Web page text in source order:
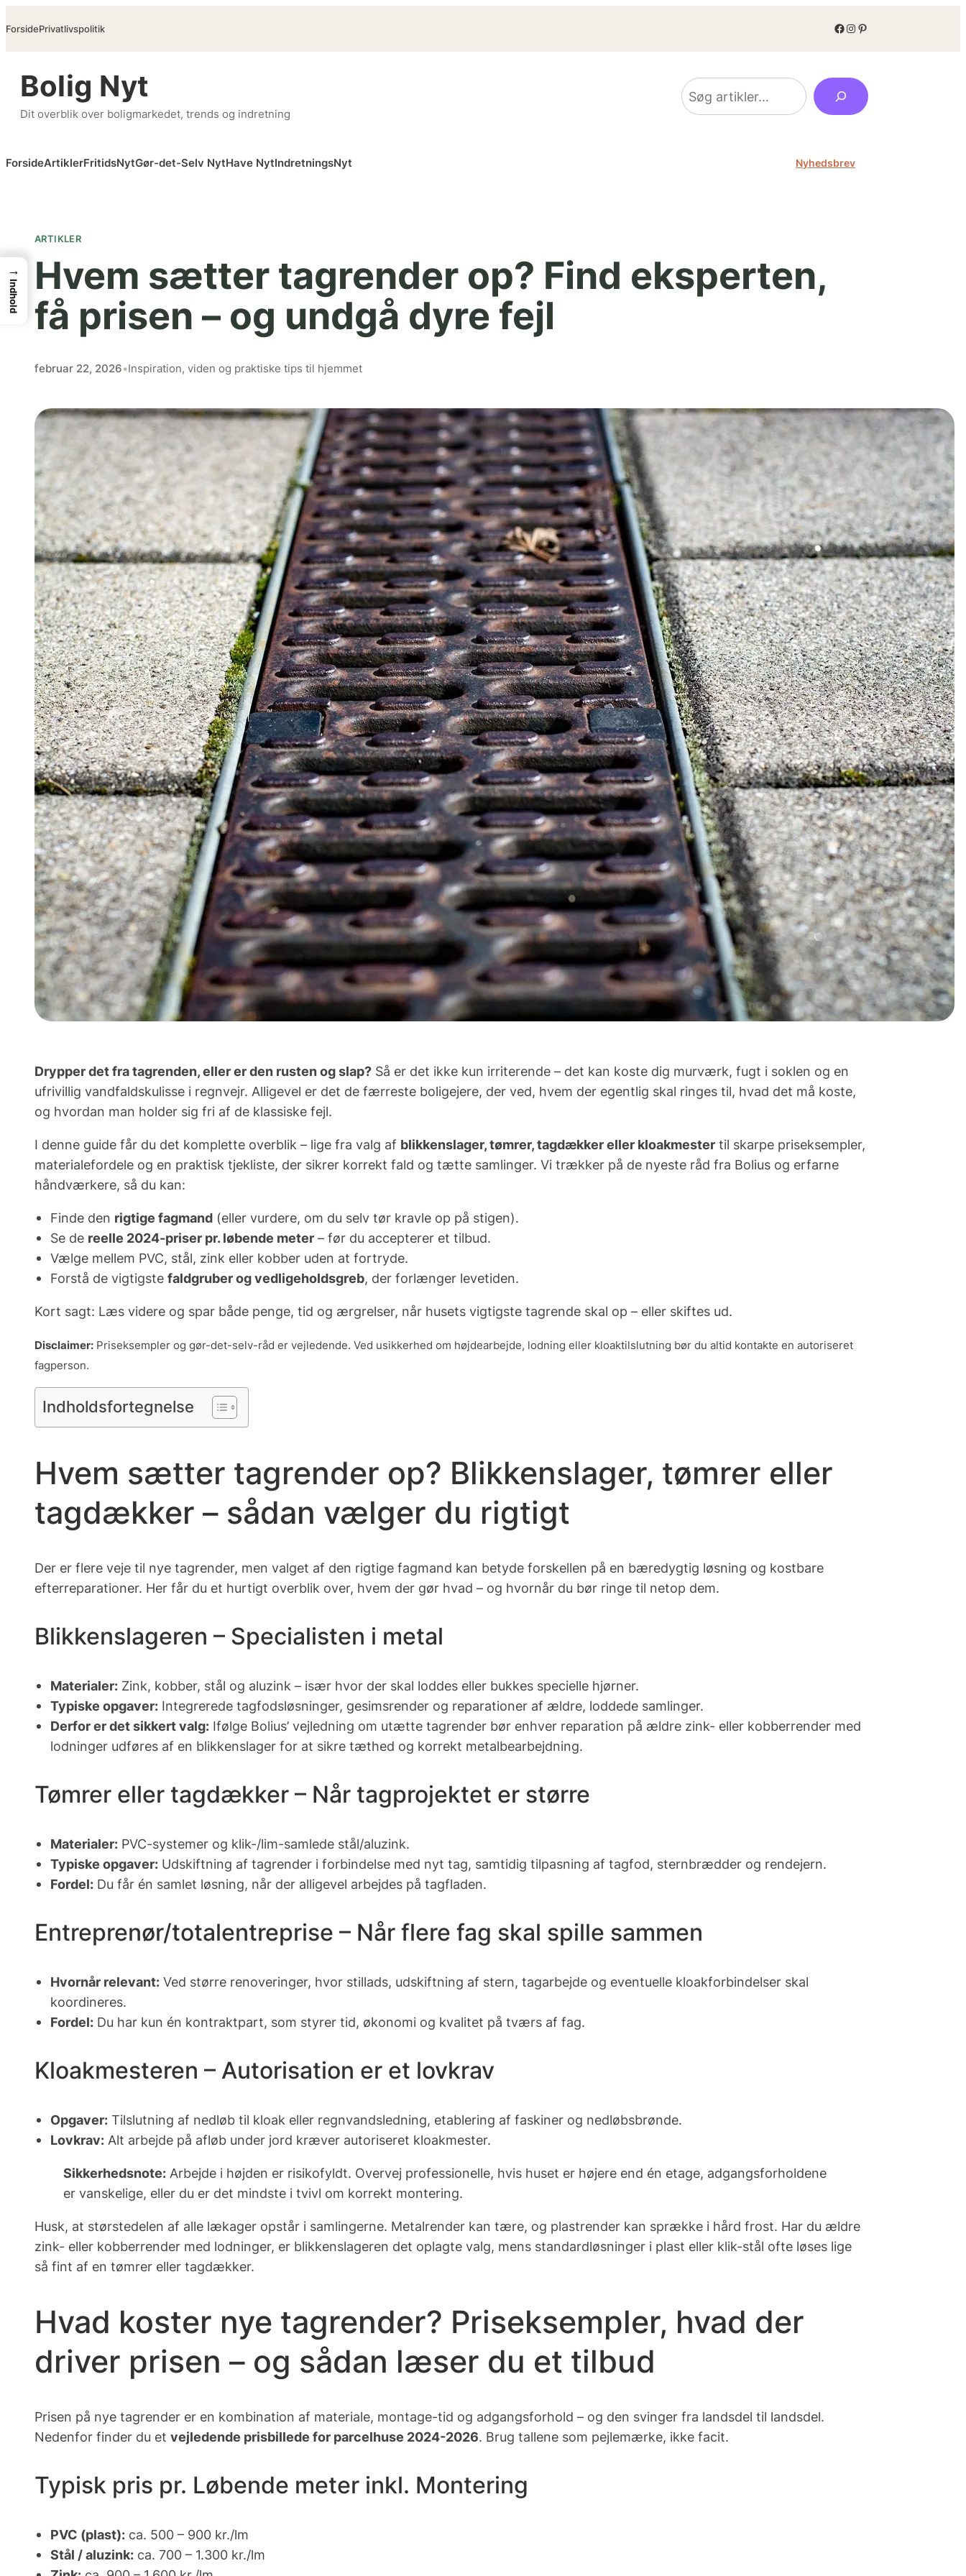
til
ForsidePrivatlivspolitik Facebook
Instagram
Pinterest
Bolig Nyt
Dit overblik over boligmarkedet, trends og indretning
Søg
ForsideArtiklerFritidsNytGør-det-Selv NytHave NytIndretningsNyt Nyhedsbrev
ARTIKLER
Hvem sætter tagrender op? Find eksperten,
få prisen – og undgå dyre fejl
februar 22, 2026•Inspiration, viden og praktiske tips til hjemmet
Drypper det fra tagrenden, eller er den rusten og slap? Så er det ikke kun irriterende – det kan koste dig murværk, fugt i soklen og en
ufrivillig vandfaldskulisse i regnvejr. Alligevel er det de færreste boligejere, der ved, hvem der egentlig skal ringes til, hvad det må koste,
og hvordan man holder sig fri af de klassiske fejl.
I denne guide får du det komplette overblik – lige fra valg af blikkenslager, tømrer, tagdækker eller kloakmester til skarpe priseksempler,
materialefordele og en praktisk tjekliste, der sikrer korrekt fald og tætte samlinger. Vi trækker på de nyeste råd fra Bolius og erfarne
håndværkere, så du kan:
Finde den rigtige fagmand (eller vurdere, om du selv tør kravle op på stigen).
Se de reelle 2024-priser pr. løbende meter – før du accepterer et tilbud.
Vælge mellem PVC, stål, zink eller kobber uden at fortryde.
Forstå de vigtigste faldgruber og vedligeholdsgreb, der forlænger levetiden.
Kort sagt: Læs videre og spar både penge, tid og ærgrelser, når husets vigtigste tagrende skal op – eller skiftes ud.
Disclaimer: Priseksempler og gør-det-selv-råd er vejledende. Ved usikkerhed om højdearbejde, lodning eller kloaktilslutning bør du altid kontakte en autoriseret
fagperson.
Indholdsfortegnelse
Hvem sætter tagrender op? Blikkenslager, tømrer eller
tagdækker – sådan vælger du rigtigt
Der er flere veje til nye tagrender, men valget af den rigtige fagmand kan betyde forskellen på en bæredygtig løsning og kostbare
efterreparationer. Her får du et hurtigt overblik over, hvem der gør hvad – og hvornår du bør ringe til netop dem.
Blikkenslageren – Specialisten i metal
Materialer: Zink, kobber, stål og aluzink – især hvor der skal loddes eller bukkes specielle hjørner.
Typiske opgaver: Integrerede tagfodsløsninger, gesimsrender og reparationer af ældre, loddede samlinger.
Derfor er det sikkert valg: Ifølge Bolius’ vejledning om utætte tagrender bør enhver reparation på ældre zink- eller kobberrender med
lodninger udføres af en blikkenslager for at sikre tæthed og korrekt metalbearbejdning.
Tømrer eller tagdækker – Når tagprojektet er større
Materialer: PVC-systemer og klik-/lim-samlede stål/aluzink.
Typiske opgaver: Udskiftning af tagrender i forbindelse med nyt tag, samtidig tilpasning af tagfod, sternbrædder og rendejern.
Fordel: Du får én samlet løsning, når der alligevel arbejdes på tagfladen.
Entreprenør/totalentreprise – Når flere fag skal spille sammen
Hvornår relevant: Ved større renoveringer, hvor stillads, udskiftning af stern, tagarbejde og eventuelle kloakforbindelser skal
koordineres.
Fordel: Du har kun én kontraktpart, som styrer tid, økonomi og kvalitet på tværs af fag.
Kloakmesteren – Autorisation er et lovkrav
Opgaver: Tilslutning af nedløb til kloak eller regnvandsledning, etablering af faskiner og nedløbsbrønde.
Lovkrav: Alt arbejde på afløb under jord kræver autoriseret kloakmester.
Sikkerhedsnote: Arbejde i højden er risikofyldt. Overvej professionelle, hvis huset er højere end én etage, adgangsforholdene
er vanskelige, eller du er det mindste i tvivl om korrekt montering.
Husk, at størstedelen af alle lækager opstår i samlingerne. Metalrender kan tære, og plastrender kan sprække i hård frost. Har du ældre
zink- eller kobberrender med lodninger, er blikkenslageren det oplagte valg, mens standardløsninger i plast eller klik-stål ofte løses lige
så fint af en tømrer eller tagdækker.
Hvad koster nye tagrender? Priseksempler, hvad der
driver prisen – og sådan læser du et tilbud
Prisen på nye tagrender er en kombination af materiale, montage-tid og adgangsforhold – og den svinger fra landsdel til landsdel.
Nedenfor finder du et vejledende prisbillede for parcelhuse 2024-2026. Brug tallene som pejlemærke, ikke facit.
Typisk pris pr. Løbende meter inkl. Montering
PVC (plast): ca. 500 – 900 kr./lm
Stål / aluzink: ca. 700 – 1.300 kr./lm
→
Indhold